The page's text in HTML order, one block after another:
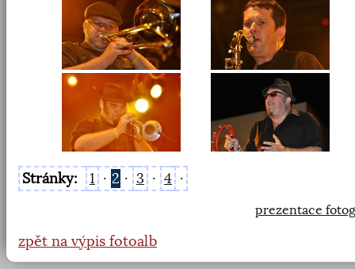
Stránky: 1 · 2 · 3 · 4 ·
prezentace
zpět na výpis fotoalb